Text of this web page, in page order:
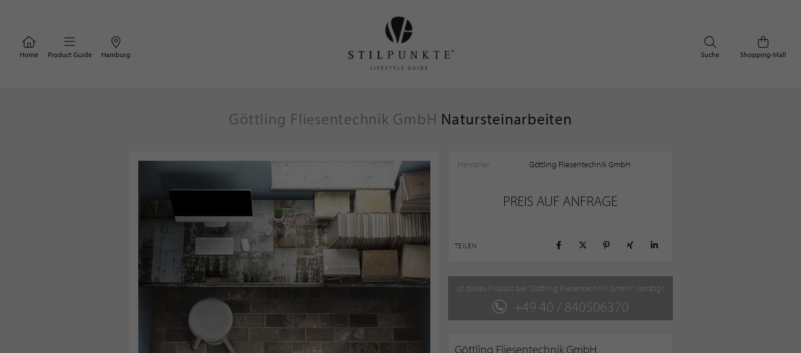
Home Product Guide Hamburg Shopping-Mall
Suche
Göttling Fliesentechnik GmbH Natursteinarbeiten
Hersteller Göttling Fliesentechnik GmbH
PREIS AUF ANFRAGE
TEILEN
Ist dieses Produkt bei "Göttling Fliesentechnik GmbH" vorrätig?
+49 40 / 840506370
Göttling Fliesentechnik GmbH